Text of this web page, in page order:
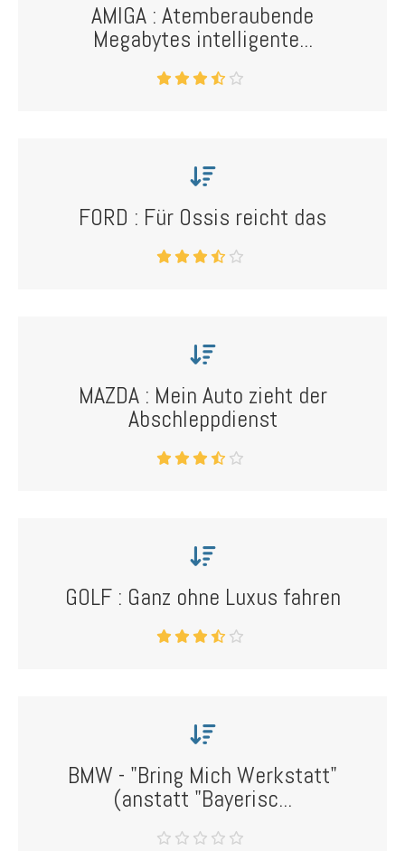
AMIGA : Atemberaubende
Megabytes intelligente...
FORD : Für Ossis reicht das
MAZDA : Mein Auto zieht der
Abschleppdienst
GOLF : Ganz ohne Luxus fahren
BMW - "Bring Mich Werkstatt"
(anstatt "Bayerisc...